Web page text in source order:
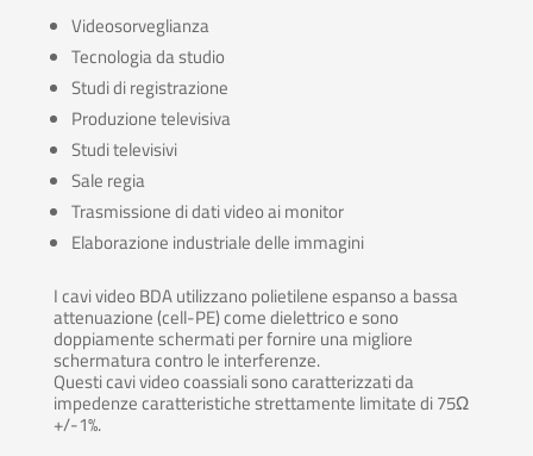
Videosorveglianza
Tecnologia da studio
Studi di registrazione
Produzione televisiva
Studi televisivi
Sale regia
Trasmissione di dati video ai monitor
Elaborazione industriale delle immagini
I cavi video BDA utilizzano polietilene espanso a bassa
attenuazione (cell-PE) come dielettrico e sono
doppiamente schermati per fornire una migliore
schermatura contro le interferenze.
Questi cavi video coassiali sono caratterizzati da
impedenze caratteristiche strettamente limitate di 75Ω
+/-1%.